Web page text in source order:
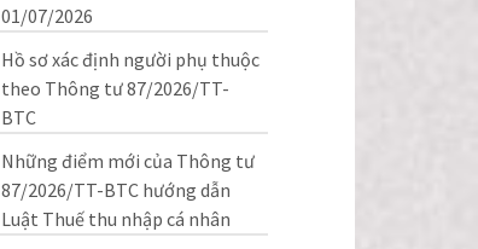
01/07/2026
Hồ sơ xác định người phụ thuộc
theo Thông tư 87/2026/TT-
BTC
Những điểm mới của Thông tư
87/2026/TT-BTC hướng dẫn
Luật Thuế thu nhập cá nhân